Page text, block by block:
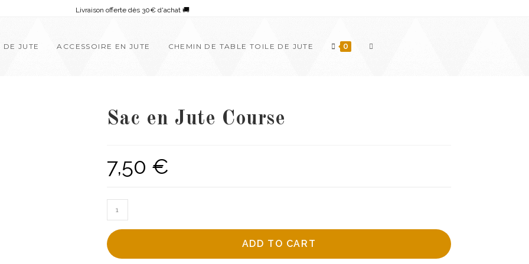
Livraison offerte dès 30€ d'achat 🚚
DE JUTE ACCESSOIRE EN JUTE CHEMIN DE TABLE TOILE DE JUTE 0 TOGGLE
Sac en Jute Course
7,50 €
en
Jute
Course
ADD TO CART